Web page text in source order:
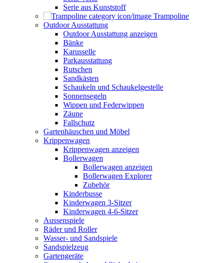
Serie aus Kunststoff
Trampoline
Outdoor Ausstattung
Outdoor Ausstattung anzeigen
Bänke
Karusselle
Parkausstattung
Rutschen
Sandkästen
Schaukeln und Schaukelgestelle
Sonnensegeln
Wippen und Federwippen
Zäune
Fallschutz
Gartenhäuschen und Möbel
Krippenwagen
Krippenwagen anzeigen
Bollerwagen
Bollerwagen anzeigen
Bollerwagen Explorer
Zubehör
Kinderbusse
Kinderwagen 3-Sitzer
Kinderwagen 4-6-Sitzer
Aussenspiele
Räder und Roller
Wasser- und Sandspiele
Sandspielzeug
Gartengeräte